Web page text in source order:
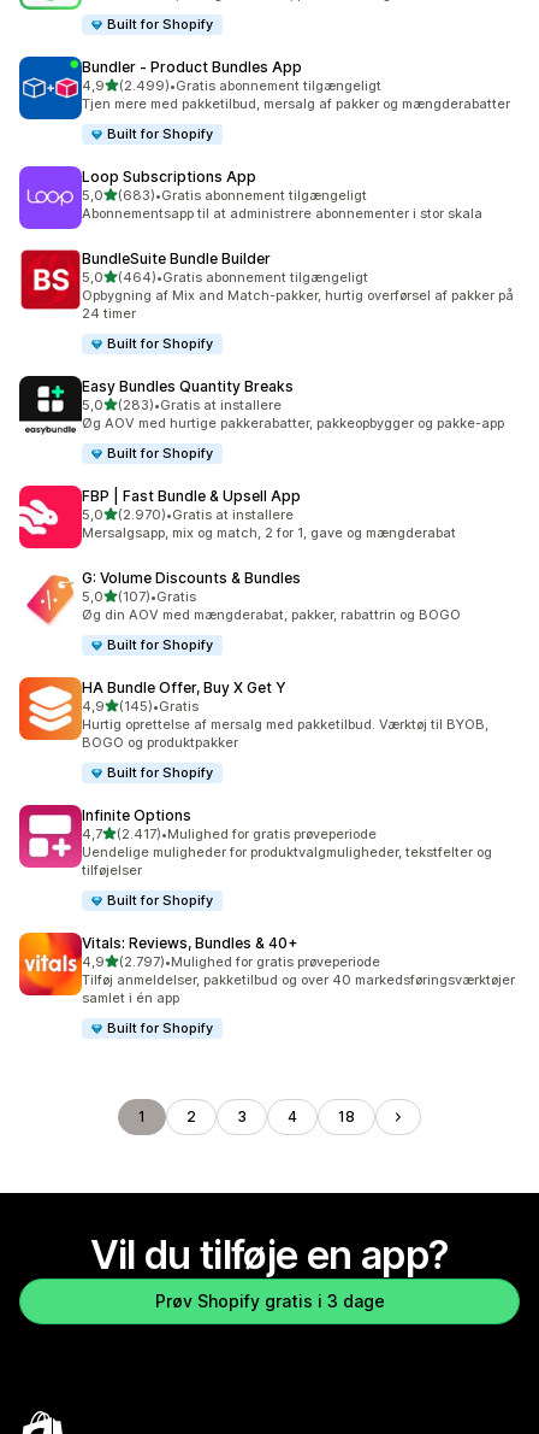
Built for Shopify
Bundler ‑ Product Bundles App
4,9ud af 5 stjerner
(2.499)
2499 anmeldelser i alt
•Gratis abonnement tilgængeligt
Tjen mere med pakketilbud, mersalg af pakker og mængderabatter
Built for Shopify
Loop Subscriptions App
5,0ud af 5 stjerner
(683)
683 anmeldelser i alt
•Gratis abonnement tilgængeligt
Abonnementsapp til at administrere abonnementer i stor skala
BundleSuite Bundle Builder
5,0ud af 5 stjerner
(464)
464 anmeldelser i alt
•Gratis abonnement tilgængeligt
Opbygning af Mix and Match-pakker, hurtig overførsel af pakker på
24 timer
Built for Shopify
Easy Bundles Quantity Breaks
5,0ud af 5 stjerner
(283)
283 anmeldelser i alt
•Gratis at installere
Øg AOV med hurtige pakkerabatter, pakkeopbygger og pakke-app
Built for Shopify
FBP | Fast Bundle & Upsell App
5,0ud af 5 stjerner
(2.970)
2970 anmeldelser i alt
•Gratis at installere
Mersalgsapp, mix og match, 2 for 1, gave og mængderabat
G: Volume Discounts & Bundles
5,0ud af 5 stjerner
(107)
107 anmeldelser i alt
•Gratis
Øg din AOV med mængderabat, pakker, rabattrin og BOGO
Built for Shopify
HA Bundle Offer, Buy X Get Y
4,9ud af 5 stjerner
(145)
145 anmeldelser i alt
•Gratis
Hurtig oprettelse af mersalg med pakketilbud. Værktøj til BYOB,
BOGO og produktpakker
Built for Shopify
Infinite Options
4,7ud af 5 stjerner
(2.417)
2417 anmeldelser i alt
•Mulighed for gratis prøveperiode
Uendelige muligheder for produktvalgmuligheder, tekstfelter og
tilføjelser
Built for Shopify
Vitals: Reviews, Bundles & 40+
4,9ud af 5 stjerner
(2.797)
2797 anmeldelser i alt
•Mulighed for gratis prøveperiode
Tilføj anmeldelser, pakketilbud og over 40 markedsføringsværktøjer
samlet i én app
Built for Shopify
1 2 3 4 18
Vil du tilføje en app?
Prøv Shopify gratis i 3 dage